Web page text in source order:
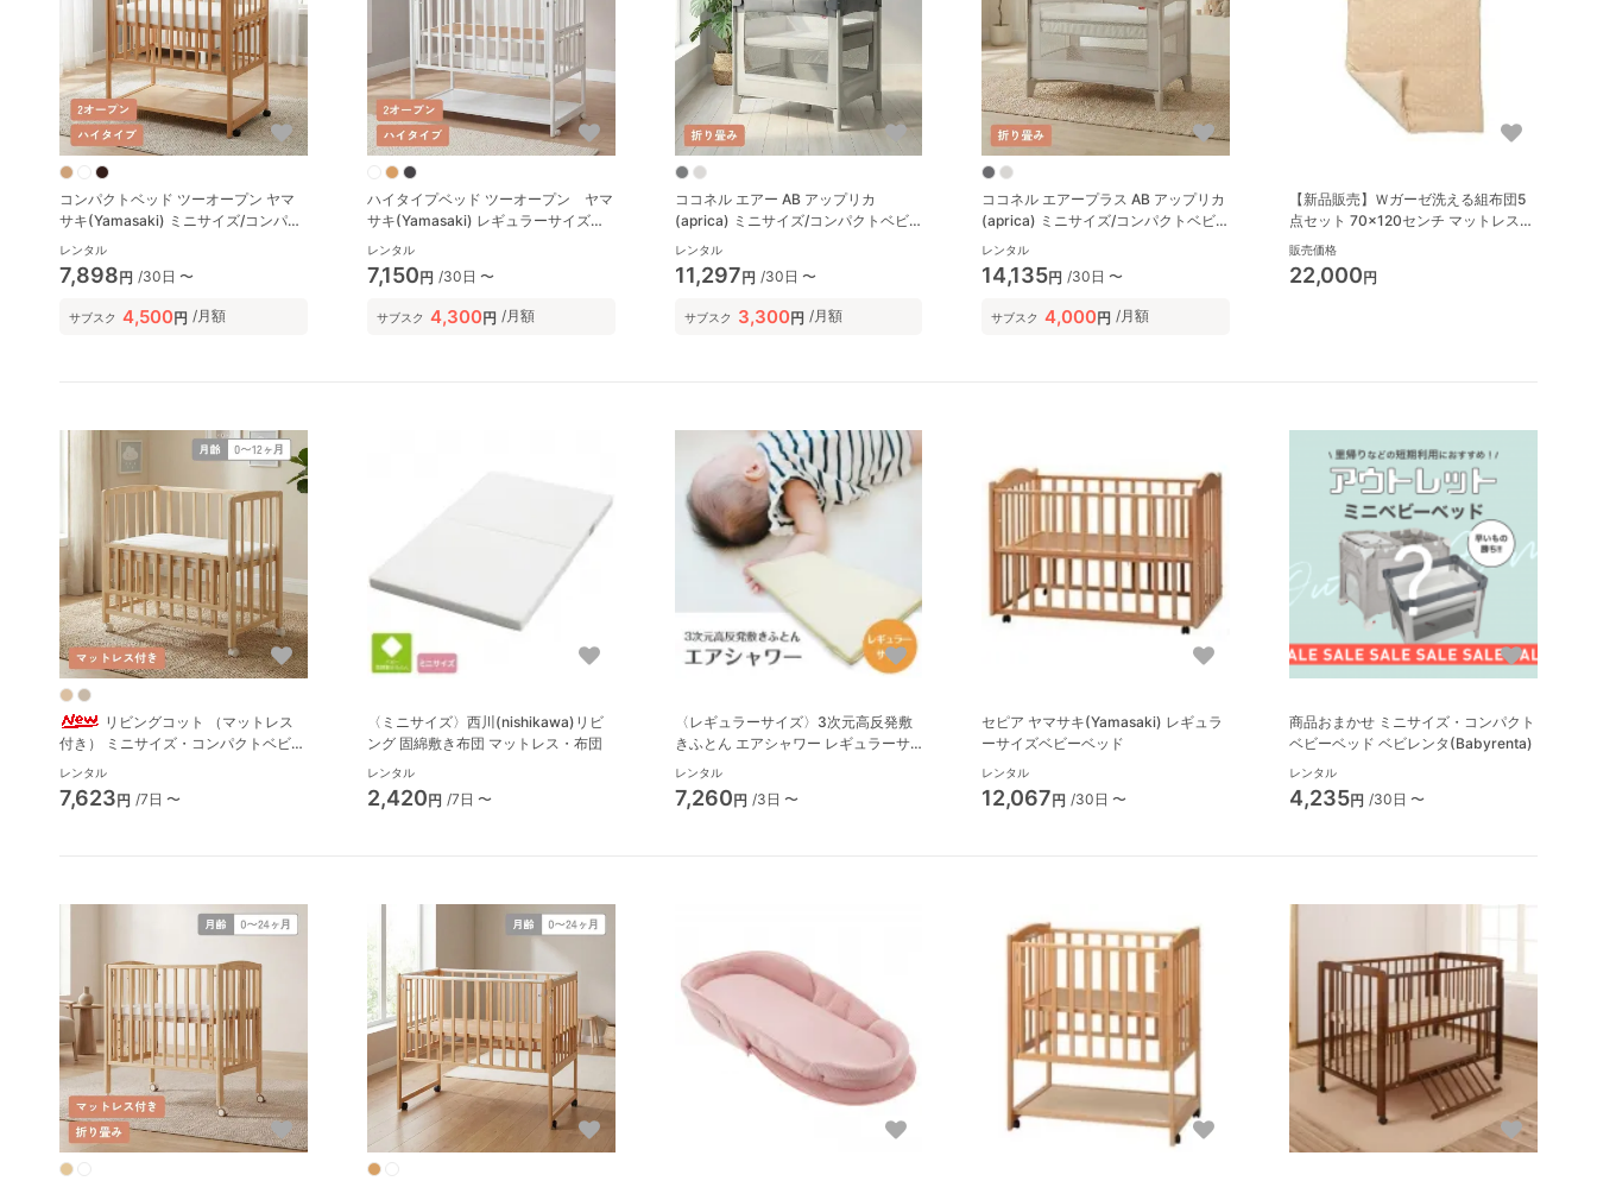
コンパクトベッド ツーオープン ヤマ
サキ(Yamasaki) ミニサイズ/コンパク
トベビーベッド
レンタル
7,898円 /30日 〜
サブスク 4,500円 /月額
ハイタイプベッド ツーオープン ヤマ
サキ(Yamasaki) レギュラーサイズベ
ビーベッド
レンタル
7,150円 /30日 〜
サブスク 4,300円 /月額
ココネル エアー AB アップリカ
(aprica) ミニサイズ/コンパクトベビ
ーベッド
レンタル
11,297円 /30日 〜
サブスク 3,300円 /月額
ココネル エアープラス AB アップリカ
(aprica) ミニサイズ/コンパクトベビ
ーベッド
レンタル
14,135円 /30日 〜
サブスク 4,000円 /月額
【新品販売】Ｗガーゼ洗える組布団5
点セット 70×120センチ マットレス・
布団 竹元産興(takemotosankou)
販売価格
22,000円
リビングコット （マットレス
付き） ミニサイズ・コンパクトベビー
ベッド 大和屋(Yamatoya)
レンタル
7,623円 /7日 〜
〈ミニサイズ〉西川(nishikawa)リビ
ング 固綿敷き布団 マットレス・布団
レンタル
2,420円 /7日 〜
〈レギュラーサイズ〉3次元高反発敷
きふとん エアシャワー レギュラーサ
イズ(70×120cm) マットレス・布団
竹元産興
レンタル
7,260円 /3日 〜
セピア ヤマサキ(Yamasaki) レギュラ
ーサイズベビーベッド
レンタル
12,067円 /30日 〜
商品おまかせ ミニサイズ・コンパクト
ベビーベッド ベビレンタ(Babyrenta)
レンタル
4,235円 /30日 〜